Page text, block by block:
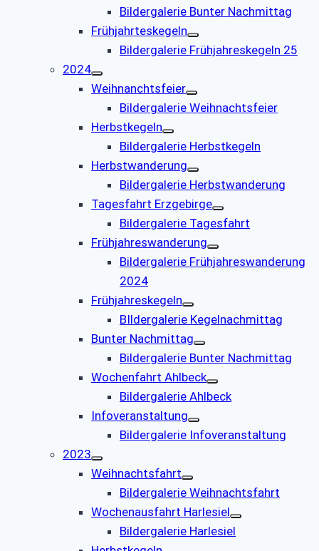
Bildergalerie Bunter Nachmittag
Frühjahrteskegeln
Bildergalerie Frühjahreskegeln 25
2024
Weihnanchtsfeier
Bildergalerie Weihnachtsfeier
Herbstkegeln
Bildergalerie Herbstkegeln
Herbstwanderung
Bildergalerie Herbstwanderung
Tagesfahrt Erzgebirge
Bildergalerie Tagesfahrt
Frühjahreswanderung
Bildergalerie Frühjahreswanderung
2024
Frühjahreskegeln
BIldergalerie Kegelnachmittag
Bunter Nachmittag
Bildergalerie Bunter Nachmittag
Wochenfahrt Ahlbeck
Bildergalerie Ahlbeck
Infoveranstaltung
Bildergalerie Infoveranstaltung
2023
Weihnachtsfahrt
Bildergalerie Weihnachtsfahrt
Wochenausfahrt Harlesiel
Bildergalerie Harlesiel